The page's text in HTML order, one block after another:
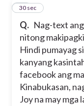
Q. Nag-text
nitong
Hindi pumayag
kanyang
facebook ang
Kinabukasan,
Joy na may mga
14
30 sec